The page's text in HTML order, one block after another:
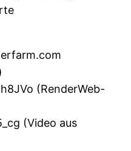
(RenderWeb-
(Video aus